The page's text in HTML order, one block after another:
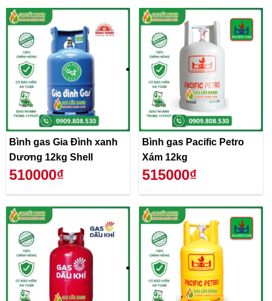
Bình gas Gia Đình xanh
Dương 12kg Shell
510000₫
Bình gas Pacific Petro
Xám 12kg
515000₫